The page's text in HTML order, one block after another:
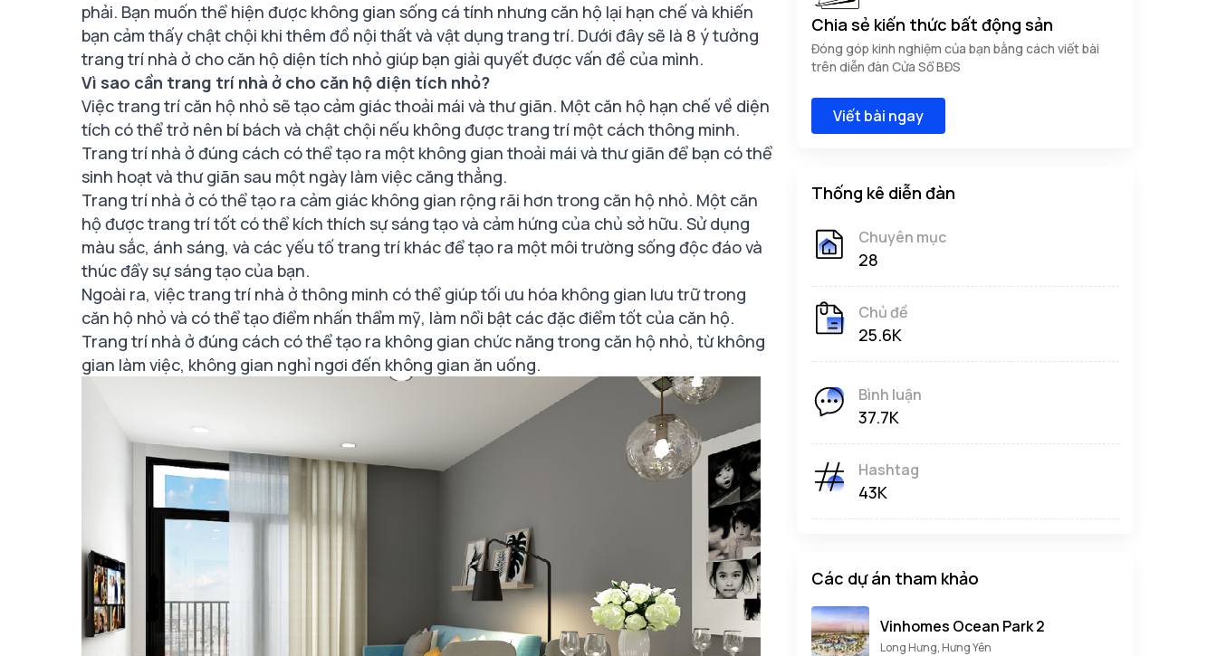
phải. Bạn muốn thể hiện được không gian sống cá tính nhưng căn hộ lại hạn chế và khiến
bạn cảm thấy chật chội khi thêm đồ nội thất và vật dụng trang trí. Dưới đây sẽ là 8 ý tưởng
trang trí nhà ở cho căn hộ diện tích nhỏ giúp bạn giải quyết được vấn đề của mình.
Vì sao cần trang trí nhà ở cho căn hộ diện tích nhỏ?
Việc trang trí căn hộ nhỏ sẽ tạo cảm giác thoải mái và thư giãn. Một căn hộ hạn chế về diện
tích có thể trở nên bí bách và chật chội nếu không được trang trí một cách thông minh.
Trang trí nhà ở đúng cách có thể tạo ra một không gian thoải mái và thư giãn để bạn có thể
sinh hoạt và thư giãn sau một ngày làm việc căng thẳng.
Trang trí nhà ở có thể tạo ra cảm giác không gian rộng rãi hơn trong căn hộ nhỏ. Một căn
hộ được trang trí tốt có thể kích thích sự sáng tạo và cảm hứng của chủ sở hữu. Sử dụng
màu sắc, ánh sáng, và các yếu tố trang trí khác để tạo ra một môi trường sống độc đáo và
thúc đẩy sự sáng tạo của bạn.
Ngoài ra, việc trang trí nhà ở thông minh có thể giúp tối ưu hóa không gian lưu trữ trong
căn hộ nhỏ và có thể tạo điểm nhấn thẩm mỹ, làm nổi bật các đặc điểm tốt của căn hộ.
Trang trí nhà ở đúng cách có thể tạo ra không gian chức năng trong căn hộ nhỏ, từ không
gian làm việc, không gian nghỉ ngơi đến không gian ăn uống.
Chia sẻ kiến thức bất động sản
Đóng góp kinh nghiệm của bạn bằng cách viết bài
trên diễn đàn Cửa Sổ BĐS
Viết bài ngay
Thống kê diễn đàn
Chuyên mục
28
Chủ đề
25.6K
Bình luận
37.7K
Hashtag
43K
Các dự án tham khảo
Vinhomes Ocean Park 2
Long Hưng, Hưng Yên